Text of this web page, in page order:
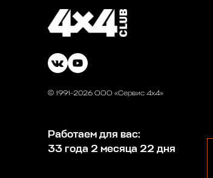
© 1991-2026 ООО «Сервис 4х4»
Работаем для вас:
33 года 2 месяца 22 дня